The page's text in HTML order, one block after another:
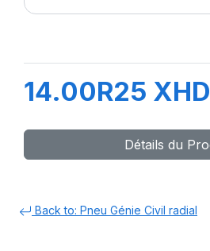
14.00R25
Détails du
Back to: Pneu Génie Civil radial